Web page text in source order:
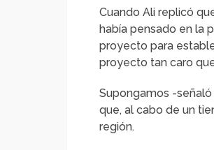
Cuando Ali replicó
había pensado en la
proyecto para
proyecto tan caro
Supongamos -
que, al cabo de un
región.